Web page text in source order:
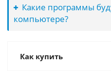
Какие программы
компьютере?
Как купить